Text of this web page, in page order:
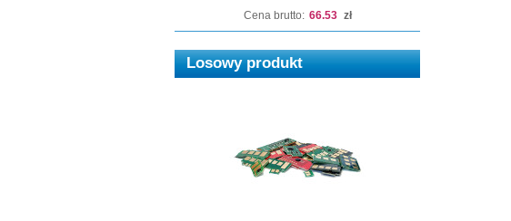
Cena brutto: 66.53 zł
Losowy produkt